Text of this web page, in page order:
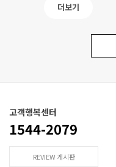
더보기
고객행복센터
1544-2079
REVIEW 게시판